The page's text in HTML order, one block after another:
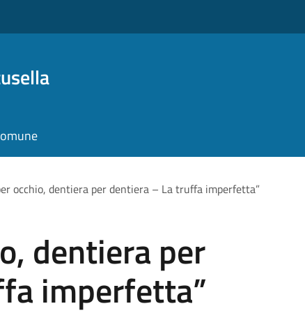
occhio, dentiera per dentiera – La truffa imperfetta”
dentiera per
imperfetta”